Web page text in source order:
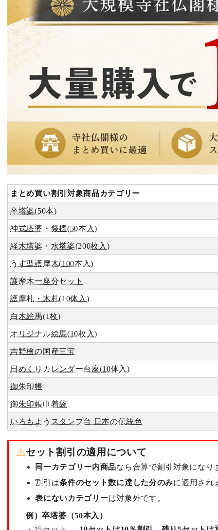
まとめ買い割引対象商品カテゴリー
卒塔婆(50本)
神式塔婆・祭標(50本入)
経木塔婆・水塔婆(200枚入)
うす型護摩木(100本入)
護摩木一座分セット
護摩札・木札(10体入)
白木絵馬(1枚)
オリジナル絵馬(10枚入)
吉野檜の国産三宝
日めくりカレンダー台座(10体入)
御朱印帳
御朱印帳巾着袋
いろもようスタンプ台 日本の伝統色
セット割引の適用について
同一カテゴリー内商品なら合算で割引対象になり
割引は条件のセット数に達した分のみに適用され
表にないカテゴリーは対象外です。
例）卒塔婆（50本入）